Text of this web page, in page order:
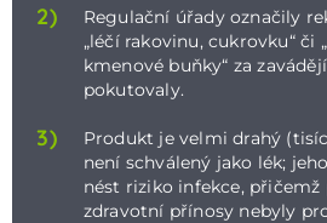
2)
Regulační úřady označily
„léčí rakovinu, cukrovku“ či
kmenové buňky“ za
pokutovaly.
3)
Produkt je velmi drahý
není schválený jako lék;
nést riziko infekce, přičemž
zdravotní přínosy nebyly